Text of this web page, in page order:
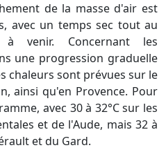
avec un temps sec tout au
venir. Concernant les
une progression graduelle
chaleurs sont prévues sur le
ainsi qu'en Provence. Pour
avec 30 à 32°C sur les
et de l'Aude, mais 32 à
et du Gard.